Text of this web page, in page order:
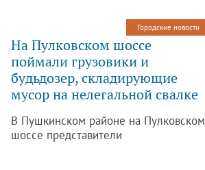
центр в спальном районе. Об этом
сообщает строительная интернет-
газета «Канонер» на основании
опубликованного эскиза.
Городские новости
На Пулковском шоссе
поймали грузовики и
будьдозер, складирующие
мусор на нелегальной свалке
В Пушкинском районе на Пулковском
шоссе представители